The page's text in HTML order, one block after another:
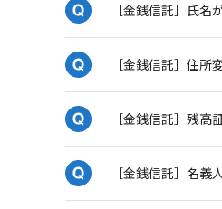
［金銭信託］氏名
［金銭信託］住所
［金銭信託］残高
［金銭信託］名義